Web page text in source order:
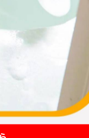
の高温多湿の時
せんか？
のが嬉しいポ